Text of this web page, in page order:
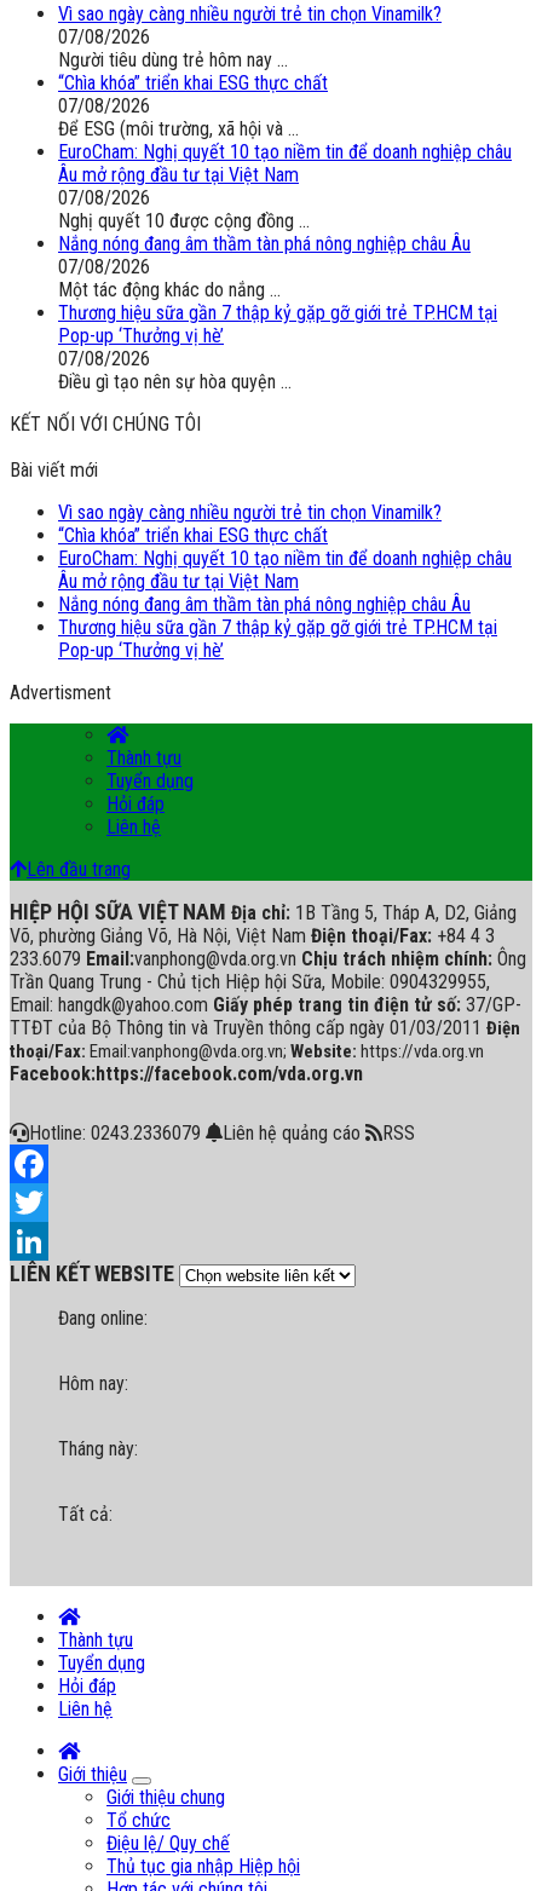
Vì sao ngày càng nhiều người trẻ tin chọn Vinamilk?
07/08/2026
Người tiêu dùng trẻ hôm nay ...
“Chìa khóa” triển khai ESG thực chất
07/08/2026
Để ESG (môi trường, xã hội và ...
EuroCham: Nghị quyết 10 tạo niềm tin để doanh nghiệp châu
Âu mở rộng đầu tư tại Việt Nam
07/08/2026
Nghị quyết 10 được cộng đồng ...
Nắng nóng đang âm thầm tàn phá nông nghiệp châu Âu
07/08/2026
Một tác động khác do nắng ...
Thương hiệu sữa gần 7 thập kỷ gặp gỡ giới trẻ TP.HCM tại
Pop-up ‘Thưởng vị hè’
07/08/2026
Điều gì tạo nên sự hòa quyện ...
KẾT NỐI VỚI CHÚNG TÔI
Bài viết mới
Vì sao ngày càng nhiều người trẻ tin chọn Vinamilk?
“Chìa khóa” triển khai ESG thực chất
EuroCham: Nghị quyết 10 tạo niềm tin để doanh nghiệp châu
Âu mở rộng đầu tư tại Việt Nam
Nắng nóng đang âm thầm tàn phá nông nghiệp châu Âu
Thương hiệu sữa gần 7 thập kỷ gặp gỡ giới trẻ TP.HCM tại
Pop-up ‘Thưởng vị hè’
Advertisment
Thành tựu
Tuyển dụng
Hỏi đáp
Liên hệ
Lên đầu trang
HIỆP HỘI SỮA VIỆT NAM Địa chỉ: 1B Tầng 5, Tháp A, D2, Giảng
Võ, phường Giảng Võ, Hà Nội, Việt Nam Điện thoại/Fax: +84 4 3
233.6079 Email:vanphong@vda.org.vn Chịu trách nhiệm chính: Ông
Trần Quang Trung - Chủ tịch Hiệp hội Sữa, Mobile: 0904329955,
Email: hangdk@yahoo.com Giấy phép trang tin điện tử số: 37/GP-
TTĐT của Bộ Thông tin và Truyền thông cấp ngày 01/03/2011 Điện
thoại/Fax: Email:vanphong@vda.org.vn; Website: https://vda.org.vn
Facebook:https://facebook.com/vda.org.vn
Hotline: 0243.2336079 Liên hệ quảng cáo RSS
Facebook
Twitter
LinkedIn
LIÊN KẾT WEBSITE
Đang online:
Hôm nay:
Tháng này:
Tất cả:
Thành tựu
Tuyển dụng
Hỏi đáp
Liên hệ
Giới thiệu
Giới thiệu chung
Tổ chức
Điệu lệ/ Quy chế
Thủ tục gia nhập Hiệp hội